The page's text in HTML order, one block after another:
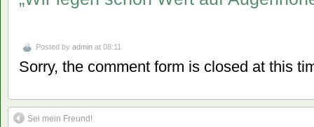
Posted by admin at 08:11
Sorry, the comment form is closed at this
Sei mein Freund!